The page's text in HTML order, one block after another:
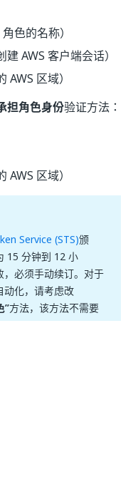
色的名称）
AWS 客户端会话）
区域）
担角色身份验证方法：
区域）
Service (STS)颁
15 分钟到 12 小
必须手动续订。对于
动化，请考虑改
”方法，该方法不需要